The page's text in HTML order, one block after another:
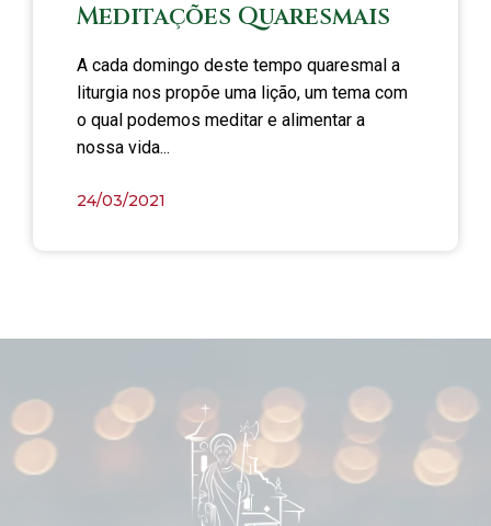
Meditações Quaresmais
A cada domingo deste tempo quaresmal a
liturgia nos propõe uma lição, um tema com
o qual podemos meditar e alimentar a
nossa vida...
24/03/2021